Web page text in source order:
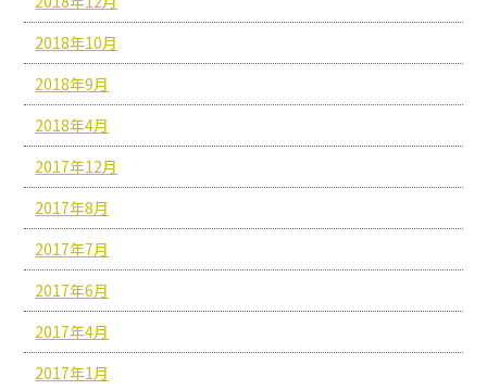
2018年10月
2018年9月
2018年4月
2017年12月
2017年8月
2017年7月
2017年6月
2017年4月
2017年1月